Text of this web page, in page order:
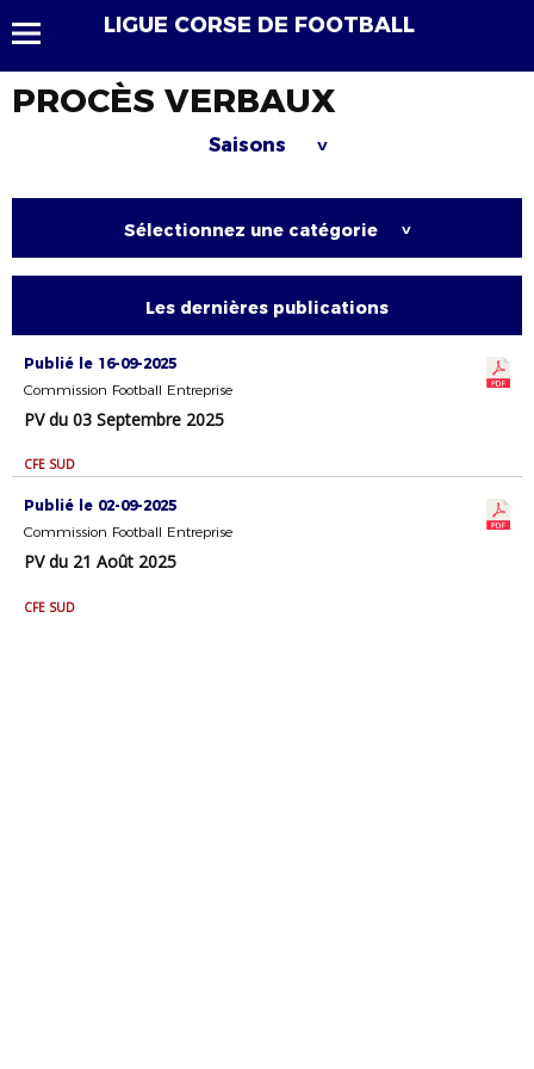
LIGUE CORSE DE FOOTBALL
PROCÈS VERBAUX
Saisons >
Sélectionnez une catégorie >
Les dernières publications
Publié le 16-09-2025
Commission Football Entreprise
PV du 03 Septembre 2025
CFE SUD
Publié le 02-09-2025
Commission Football Entreprise
PV du 21 Août 2025
CFE SUD